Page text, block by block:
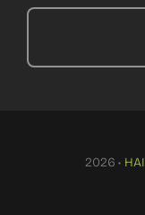
2026 •